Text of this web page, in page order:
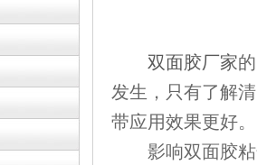
双面胶厂家
发生，只有了解
带应用效果更好。
影响双面胶粘